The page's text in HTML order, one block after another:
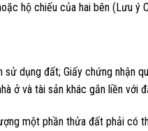
hộ chiếu của hai bên (Lưu
sử dụng đất; Giấy chứng nhận
ở và tài sản khác gắn liền với
một phần thửa đất phải có